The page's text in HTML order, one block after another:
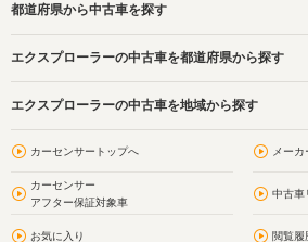
都道府県から中古車を探す
エクスプローラーの中古車を都道府県から探す
エクスプローラーの中古車を地域から探す
カーセンサートップへ メーカ
カーセンサー
アフター保証対象車
中古車
お気に入り 閲覧履